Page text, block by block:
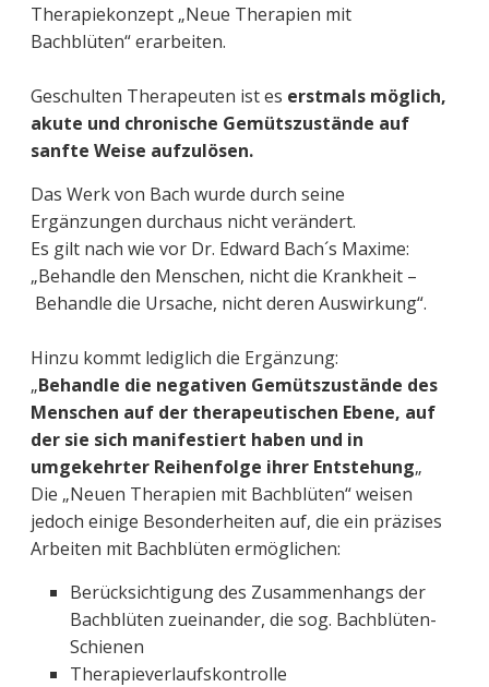
Therapiekonzept „Neue Therapien mit
Bachblüten“ erarbeiten.
Geschulten Therapeuten ist es erstmals möglich,
akute und chronische Gemütszustände auf
sanfte Weise aufzulösen.
Das Werk von Bach wurde durch seine
Ergänzungen durchaus nicht verändert.
Es gilt nach wie vor Dr. Edward Bach´s Maxime:
„Behandle den Menschen, nicht die Krankheit –
Behandle die Ursache, nicht deren Auswirkung“.
Hinzu kommt lediglich die Ergänzung:
„Behandle die negativen Gemütszustände des
Menschen auf der therapeutischen Ebene, auf
der sie sich manifestiert haben und in
umgekehrter Reihenfolge ihrer Entstehung„
Die „Neuen Therapien mit Bachblüten“ weisen
jedoch einige Besonderheiten auf, die ein präzises
Arbeiten mit Bachblüten ermöglichen:
Berücksichtigung des Zusammenhangs der
Bachblüten zueinander, die sog. Bachblüten-
Schienen
Therapieverlaufskontrolle